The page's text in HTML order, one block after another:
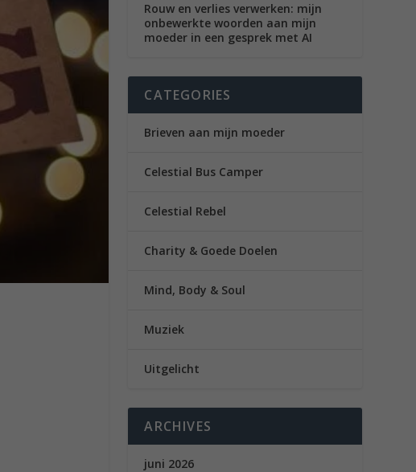
Rouw en verlies verwerken: mijn
onbewerkte woorden aan mijn
moeder in een gesprek met AI
CATEGORIES
Brieven aan mijn moeder
Celestial Bus Camper
Celestial Rebel
Charity & Goede Doelen
Mind, Body & Soul
Muziek
Uitgelicht
ARCHIVES
juni 2026